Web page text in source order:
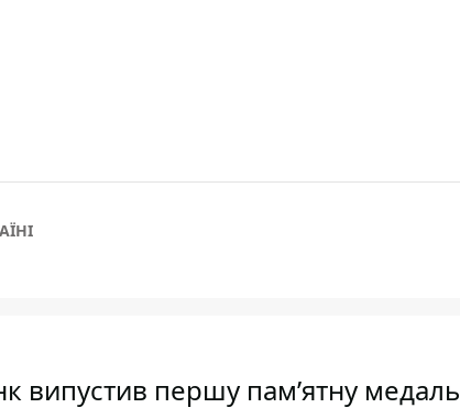
випустив першу пам’ятну медаль